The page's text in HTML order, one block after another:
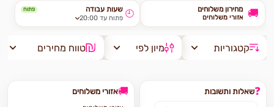
מחירון משלוחים
אזורי משלוחים 🚚 שעות עבודה פתוח
פתוח עד 20:00 🕘
קטגוריות מיון לפי טווח מחירים
❓שאלות ותשובות 🚚אזורי משלוחים